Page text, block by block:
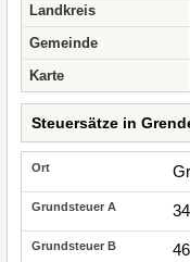
Landkreis
Gemeinde
Karte
Steuersätze in